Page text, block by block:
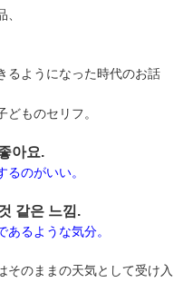
るようになった時代のお話
ものセリフ。
아요.
のがいい。
같은 느낌.
るような気分。
そのままの天気として受け入